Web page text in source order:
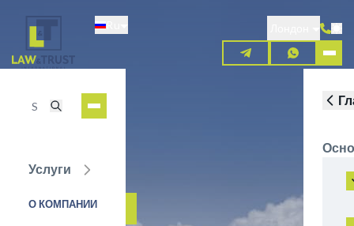
основному
содержанию
Услуги
О КОМПАНИИ
Satchelpay
ЗАЯВКА НА УСЛУГУ